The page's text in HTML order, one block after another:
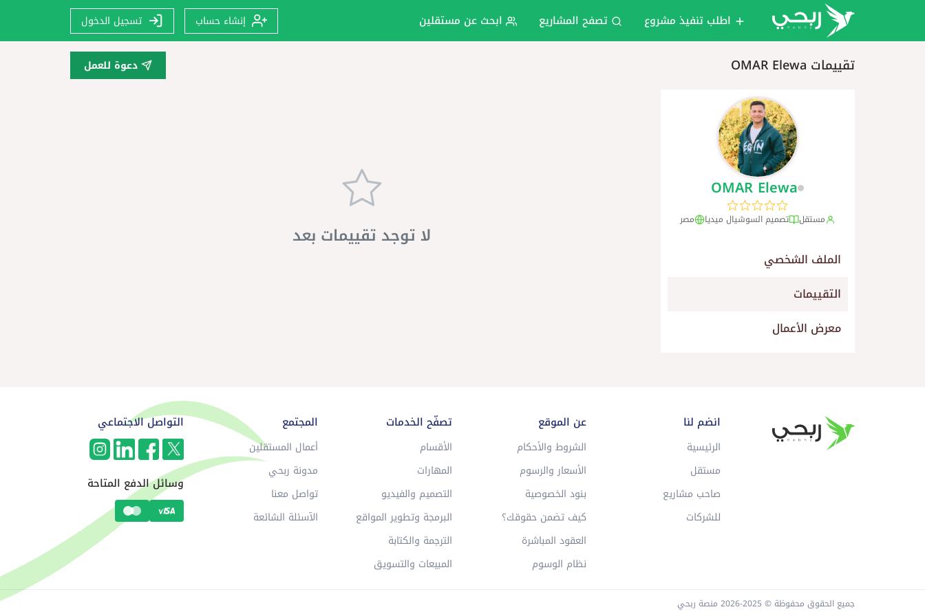
اطلب تنفيذ مشروع تصفح المشاريع ابحث عن مستقلين إنشاء حساب تسجيل الدخول
تقييمات OMAR Elewa دعوة للعمل
OMAR Elewa
مستقل تصميم السوشيال ميديا مصر
الملف الشخصي
التقييمات
معرض الأعمال
لا توجد تقييمات بعد
انضم لنا
الرئيسية
مستقل
صاحب مشاريع
للشركات
عن الموقع
الشروط والأحكام
الأسعار والرسوم
بنود الخصوصية
كيف تضمن حقوقك؟
العقود المباشرة
نظام الوسوم
تصفّح الخدمات
الأقسام
المهارات
التصميم والفيديو
البرمجة وتطوير المواقع
الترجمة والكتابة
المبيعات والتسويق
المجتمع
أعمال المستقلين
مدونة ربحي
تواصل معنا
الآسئلة الشائعة
التواصل الاجتماعي
وسائل الدفع المتاحة
جميع الحقوق محفوظة © 2025-2026 منصة ربحي